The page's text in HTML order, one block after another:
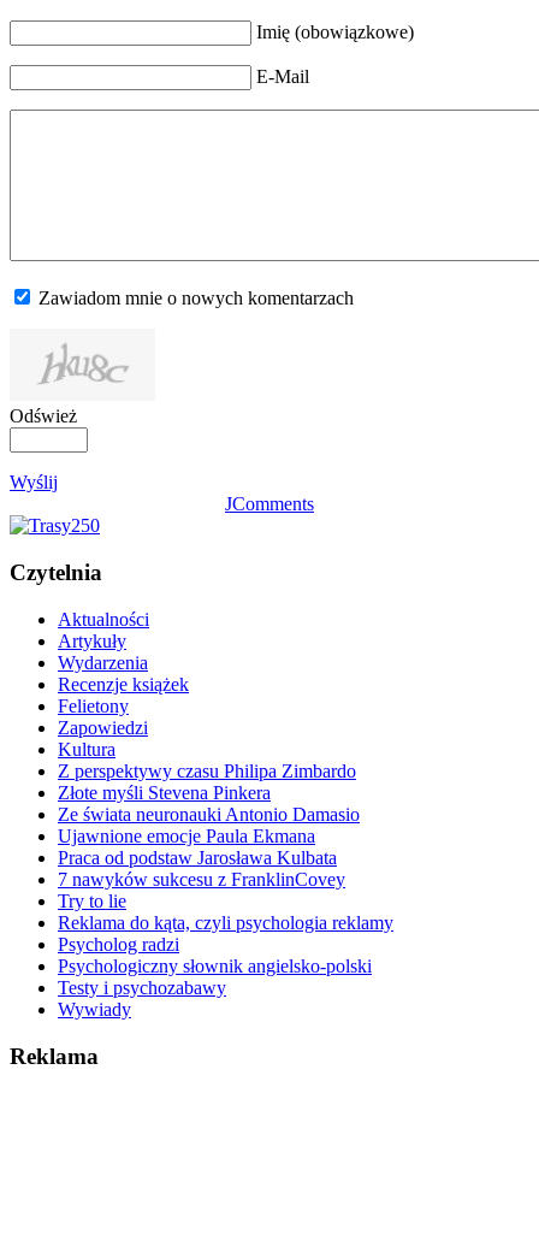
Imię (obowiązkowe)
E-Mail
Zawiadom mnie o nowych komentarzach
Odśwież
Wyślij
JComments
Czytelnia
Aktualności
Artykuły
Wydarzenia
Recenzje książek
Felietony
Zapowiedzi
Kultura
Z perspektywy czasu Philipa Zimbardo
Złote myśli Stevena Pinkera
Ze świata neuronauki Antonio Damasio
Ujawnione emocje Paula Ekmana
Praca od podstaw Jarosława Kulbata
7 nawyków sukcesu z FranklinCovey
Try to lie
Reklama do kąta, czyli psychologia reklamy
Psycholog radzi
Psychologiczny słownik angielsko-polski
Testy i psychozabawy
Wywiady
Reklama